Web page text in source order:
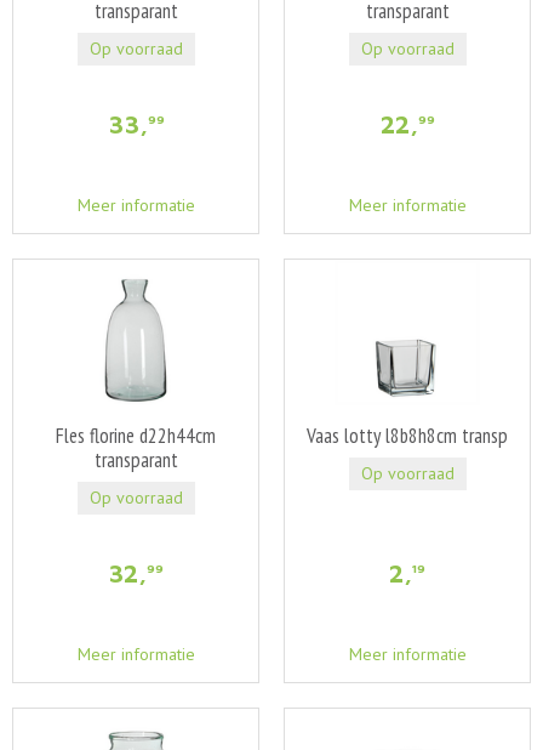
transparant
33,99
Meer informatie
Op voorraad
transparant
22,99
Meer informatie
Op voorraad
Fles florine d22h44cm
transparant
32,99
Meer informatie
Op voorraad
Vaas lotty l8b8h8cm transp
2,19
Meer informatie
Op voorraad